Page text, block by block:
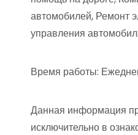
автомобилей, Ремонт
управления
Время работы:
Данная информация
исключительно в